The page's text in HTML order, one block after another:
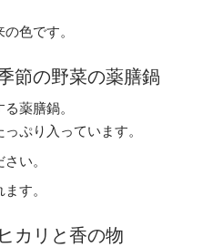
色です。
節の野菜の薬膳鍋
薬膳鍋。
ぷり入っています。
い。
す。
カリと香の物